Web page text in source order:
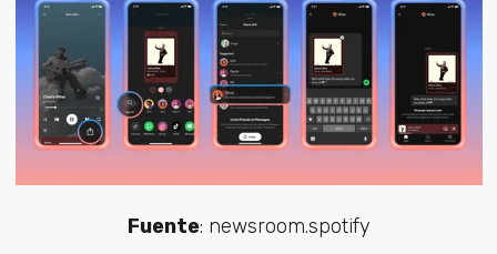
Fuente: newsroom.spotify